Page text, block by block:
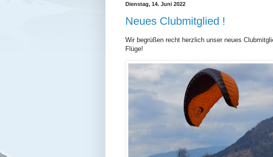
Dienstag, 14. Juni 2022
Neues Clubmitglied !
Wir begrüßen recht herzlich unser neues
Flüge!